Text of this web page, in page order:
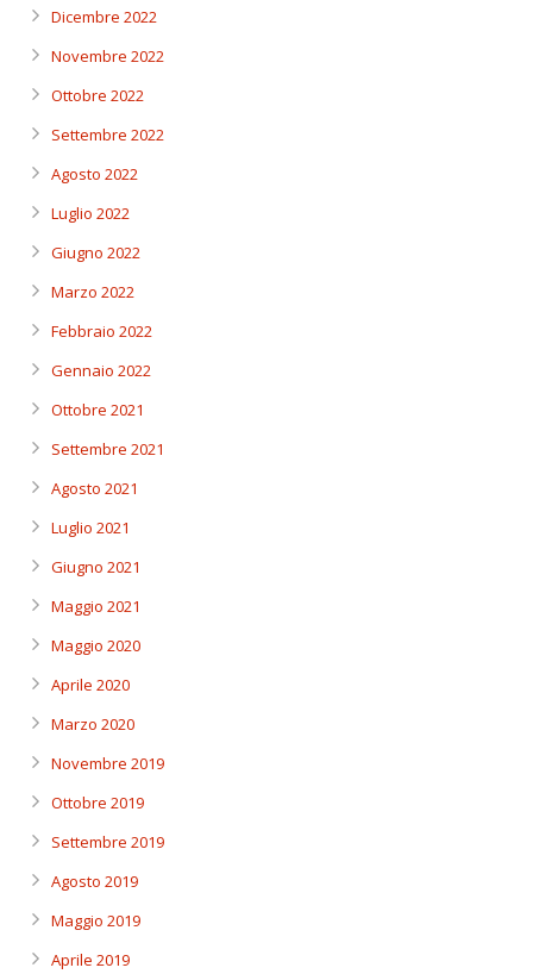
Dicembre 2022
Novembre 2022
Ottobre 2022
Settembre 2022
Agosto 2022
Luglio 2022
Giugno 2022
Marzo 2022
Febbraio 2022
Gennaio 2022
Ottobre 2021
Settembre 2021
Agosto 2021
Luglio 2021
Giugno 2021
Maggio 2021
Maggio 2020
Aprile 2020
Marzo 2020
Novembre 2019
Ottobre 2019
Settembre 2019
Agosto 2019
Maggio 2019
Aprile 2019